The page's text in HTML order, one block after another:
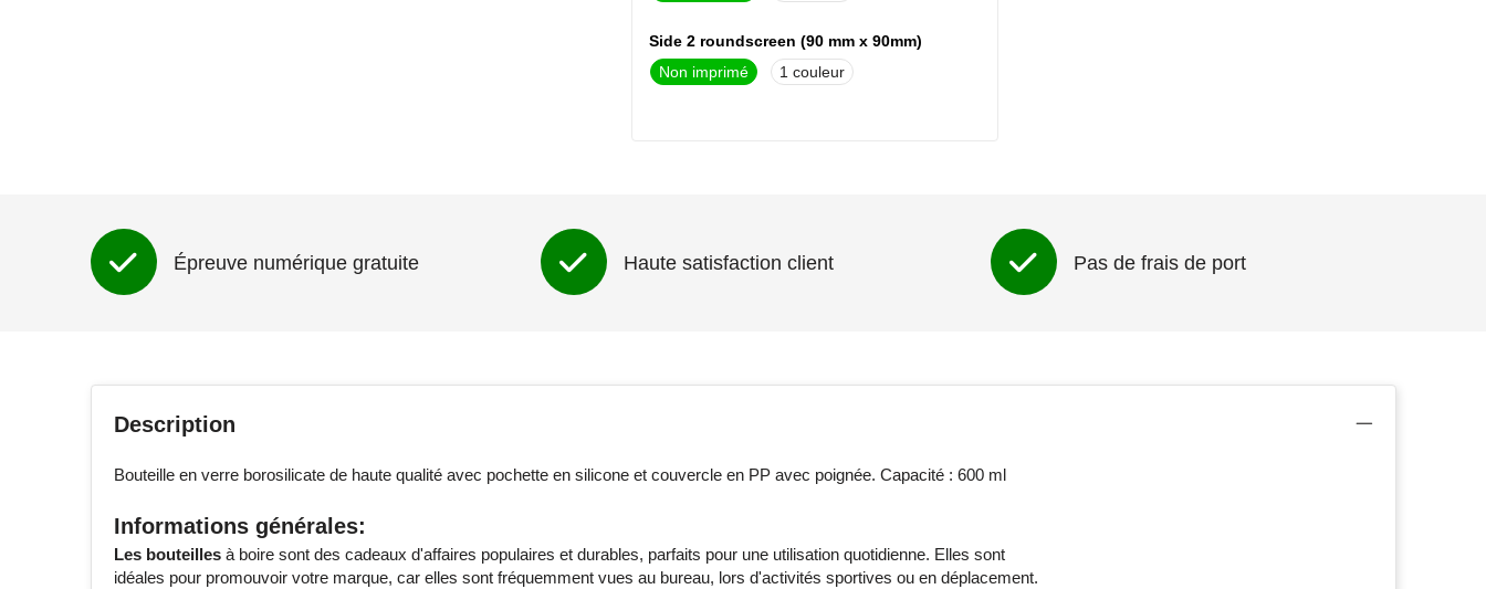
Side 2 roundscreen (90 mm x 90mm)
Non imprimé
1
Épreuve numérique gratuite Haute satisfaction client Pas de frais de port
Description
Bouteille en verre borosilicate de haute qualité avec pochette en silicone et couvercle en PP avec poignée. Capacité : 600 ml
Informations générales:
Les bouteillesà boire sont des cadeaux d'affaires populaires et durables, parfaits pour une utilisation quotidienne. Elles sont
idéales pour promouvoir votre marque, car elles sont fréquemment vues au bureau, lors d'activités sportives ou en déplacement.